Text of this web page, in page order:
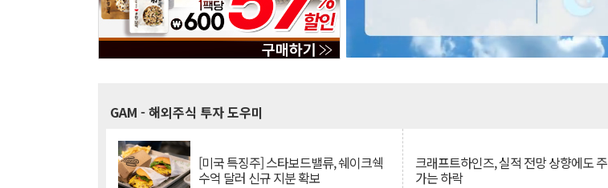
GAM - 해외주식 투자 도우미
[미국 특징주] 스타보드밸류, 쉐이크쉑
수억 달러 신규 지분 확보
크래프트하인즈, 실적 전망 상향에도 주
가는 하락